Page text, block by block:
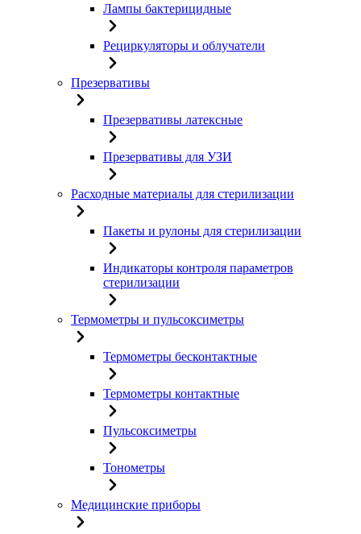
Лампы бактерицидные
Рециркуляторы и облучатели
Презервативы
Презервативы латексные
Презервативы для УЗИ
Расходные материалы для стерилизации
Пакеты и рулоны для стерилизации
Индикаторы контроля параметров
стерилизации
Термометры и пульсоксиметры
Термометры бесконтактные
Термометры контактные
Пульсоксиметры
Тонометры
Медицинские приборы